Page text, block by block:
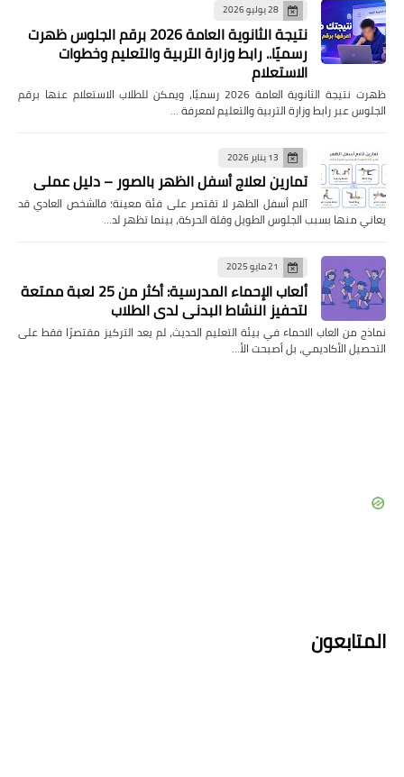
28 يوليو 2026
نتيجة الثانوية العامة 2026 برقم الجلوس ظهرت
رسميًا.. رابط وزارة التربية والتعليم وخطوات
الاستعلام
ظهرت نتيجة الثانوية العامة 2026 رسميًا، ويمكن للطلاب الاستعلام عنها برقم
الجلوس عبر رابط وزارة التربية والتعليم لمعرفة …
13 يناير 2026
تمارين لعلاج أسفل الظهر بالصور – دليل عملي
آلام أسفل الظهر لا تقتصر على فئة معينة؛ فالشخص العادي قد
يعاني منها بسبب الجلوس الطويل وقلة الحركة، بينما تظهر لد…
21 مايو 2025
ألعاب الإحماء المدرسية: أكثر من 25 لعبة ممتعة
لتحفيز النشاط البدني لدى الطلاب
نماذج من العاب الاحماء في بيئة التعليم الحديث، لم يعد التركيز مقتصرًا فقط على
التحصيل الأكاديمي، بل أصبحت الأ…
المتابعون